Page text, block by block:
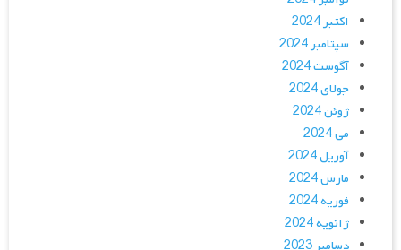
اکتبر 2024
سپتامبر 2024
آگوست 2024
جولای 2024
ژوئن 2024
می 2024
آوریل 2024
مارس 2024
فوریه 2024
ژانویه 2024